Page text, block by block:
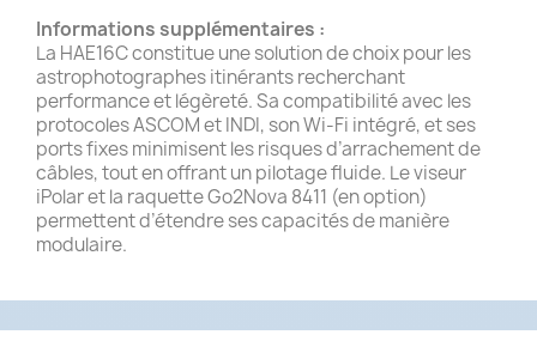
Informations supplémentaires :
La HAE16C constitue une solution de choix pour les
astrophotographes itinérants recherchant
performance et légèreté. Sa compatibilité avec les
protocoles ASCOM et INDI, son Wi-Fi intégré, et ses
ports fixes minimisent les risques d’arrachement de
câbles, tout en offrant un pilotage fluide. Le viseur
iPolar et la raquette Go2Nova 8411 (en option)
permettent d’étendre ses capacités de manière
modulaire.